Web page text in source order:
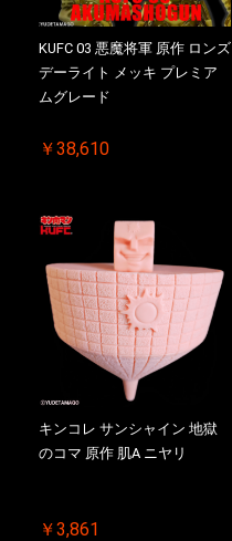
KUFC 03 悪魔将軍 原作 ロンズ
デーライト メッキ プレミア
ムグレード
￥38,610
キンコレ サンシャイン 地獄
のコマ 原作 肌A ニヤリ
￥3,861